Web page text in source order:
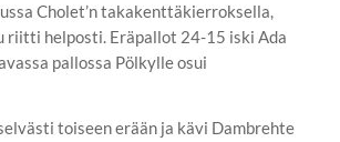
Cholet’n takakenttäkierroksella,
riitti helposti. Eräpallot 24-15 iski Ada
pallossa Pölkylle osui
toiseen erään ja kävi Dambrehte